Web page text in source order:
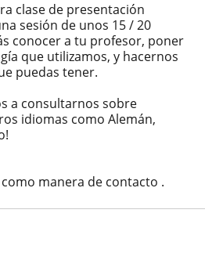
clase de presentación
sesión de unos 15 / 20
conocer a tu profesor, poner
que utilizamos, y hacernos
puedas tener.
a consultarnos sobre
idiomas como Alemán,
manera de contacto .